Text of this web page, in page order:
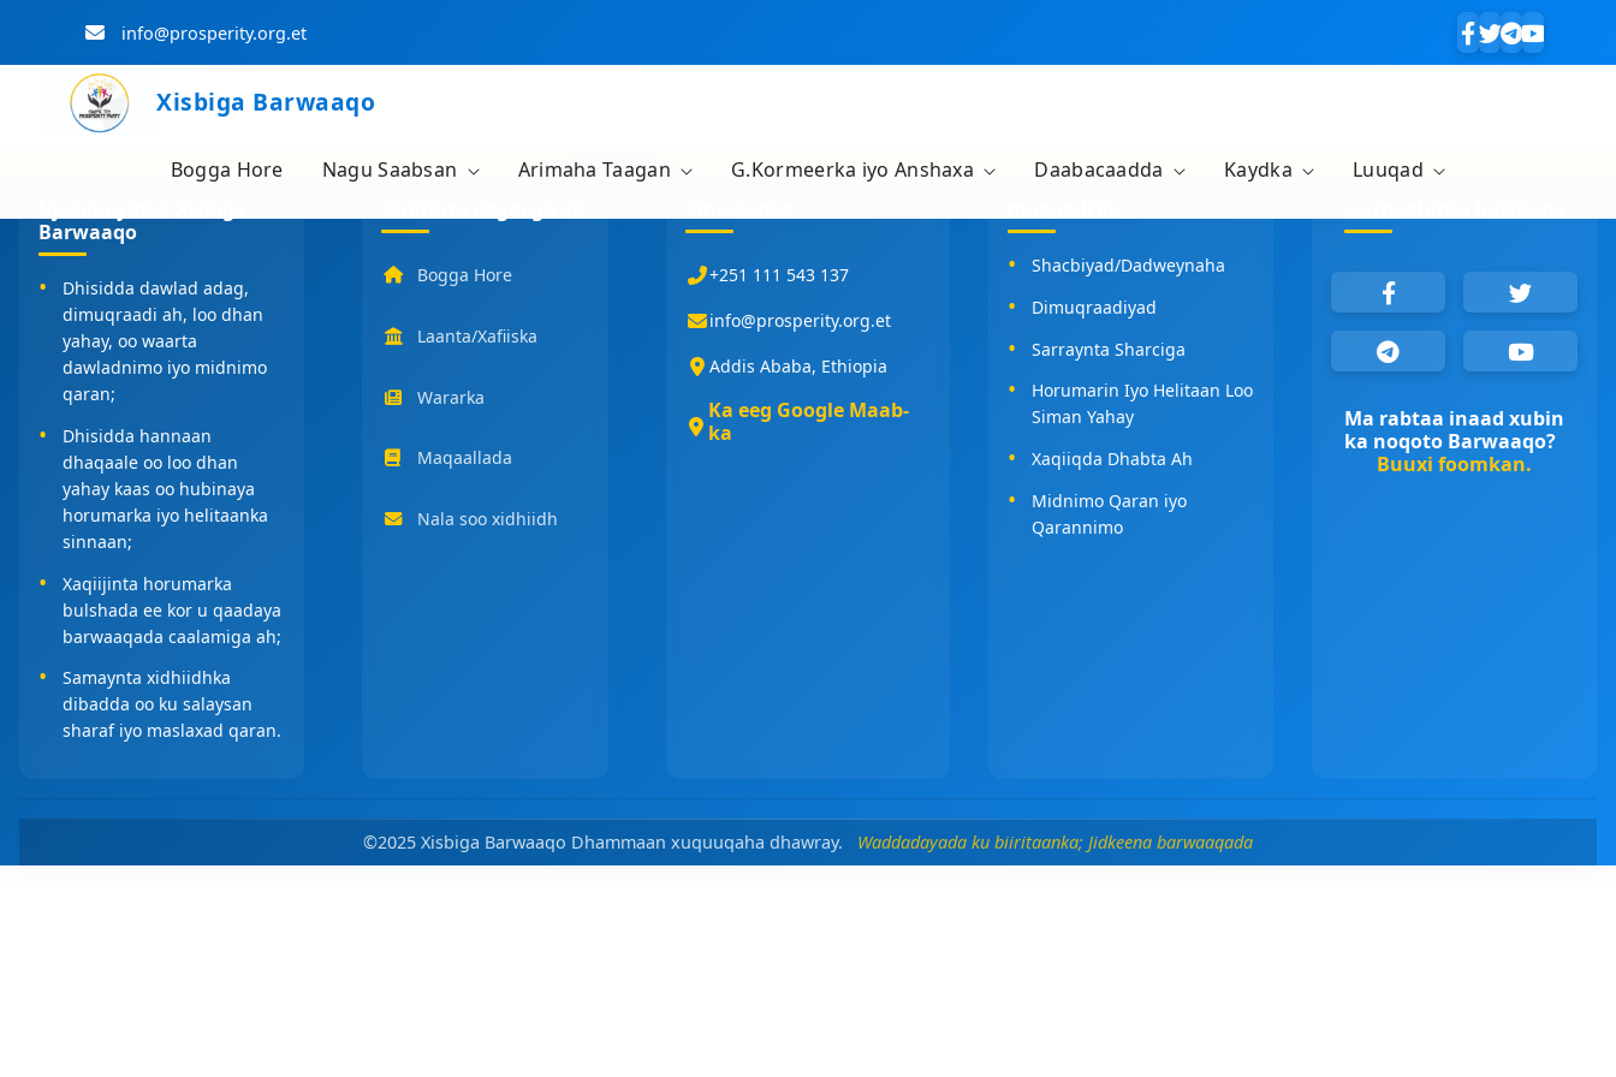
Skip to Main Content
info@prosperity.org.et
Xisbiga Barwaaqo
Bogga Hore Nagu Saabsan Arimaha Taagan G.Kormeerka iyo Anshaxa Daabacaadda Kaydka
Luuqad
Barwaaqo
Dhisidda dawlad adag,
dimuqraadi ah, loo dhan
yahay, oo waarta
dawladnimo iyo midnimo
qaran;
Dhisidda hannaan
dhaqaale oo loo dhan
yahay kaas oo hubinaya
horumarka iyo helitaanka
sinnaan;
Xaqiijinta horumarka
bulshada ee kor u qaadaya
barwaaqada caalamiga ah;
Samaynta xidhiidhka
dibadda oo ku salaysan
sharaf iyo maslaxad qaran.
Bogga Hore
Laanta/Xafiiska
Wararka
Maqaallada
Nala soo xidhiidh
+251 111 543 137
info@prosperity.org.et
Addis Ababa, Ethiopia
Ka eeg Google Maab-
ka
Shacbiyad/Dadweynaha
Dimuqraadiyad
Sarraynta Sharciga
Horumarin Iyo Helitaan Loo
Siman Yahay
Xaqiiqda Dhabta Ah
Midnimo Qaran iyo
Qarannimo
Ma rabtaa inaad xubin
ka noqoto Barwaaqo?
Buuxi foomkan.
©2025 Xisbiga Barwaaqo Dhammaan xuquuqaha dhawray. Waddadayada ku biiritaanka; Jidkeena barwaaqada